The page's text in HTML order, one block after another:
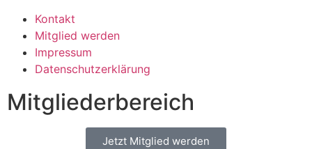
Kontakt
Mitglied werden
Impressum
Datenschutzerklärung
Mitgliederbereich
Jetzt Mitglied werden